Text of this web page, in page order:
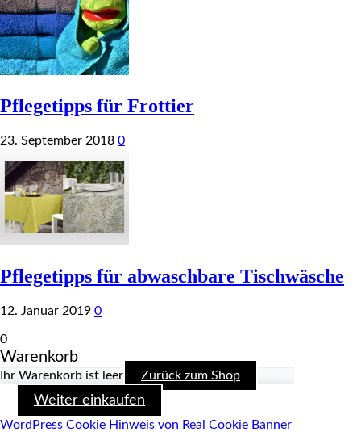
Pflegetipps für Frottier
23. September 2018 0
Pflegetipps für abwaschbare Tischwäsche
12. Januar 2019 0
0
Warenkorb
Ihr Warenkorb ist leer Zurück zum Shop
Weiter einkaufen
WordPress Cookie Hinweis von Real Cookie Banner